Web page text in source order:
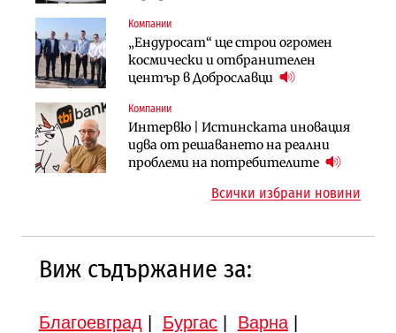
Компании
„Ендуросат“ ще строи огромен
космически и отбранителен
център в Доброславци
Компании
Интервю | Истинската иновация
идва от решаването на реални
проблеми на потребителите
Компании
„Хювефарма“ подписа договор за
придобиване на Euroapi Italy
Инфраструктура
АПИ възложи промяната на
парцеларния план за
Публични финанси
След 20 години застой: Данъчните
оценки на имотите може да бъдат
Инфраструктура
Вторият мост над Варненското
езеро става част от бъдещата
Всички избрани новини
Виж съдържание за:
Благоевград Бургас| Варна|